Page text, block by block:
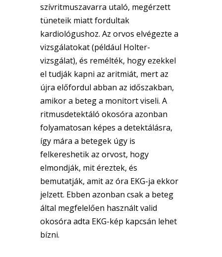
szívritmuszavarra utaló, megérzett
tüneteik miatt fordultak
kardiológushoz. Az orvos elvégezte a
vizsgálatokat (például Holter-
vizsgálat), és remélték, hogy ezekkel
el tudják kapni az aritmiát, mert az
újra előfordul abban az időszakban,
amikor a beteg a monitort viseli. A
ritmusdetektáló okosóra azonban
folyamatosan képes a detektálásra,
így mára a betegek úgy is
felkereshetik az orvost, hogy
elmondják, mit éreztek, és
bemutatják, amit az óra EKG-ja ekkor
jelzett. Ebben azonban csak a beteg
által megfelelően használt valid
okosóra adta EKG-kép kapcsán lehet
bízni.